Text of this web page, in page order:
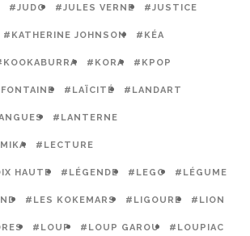
#JUDO #JULES VERNE #JUSTICE
#KATHERINE JOHNSON #KÉA
#KORA #KPOP
#LAÏCITÉ #LANDART
#LANTERNE
#LECTURE
HAUTE #LÉGENDE #LEGO #LÉGUME
#LES KOKEMARS #LIGOURE #LION
#LOUP #LOUP GAROU #LOUPIAC